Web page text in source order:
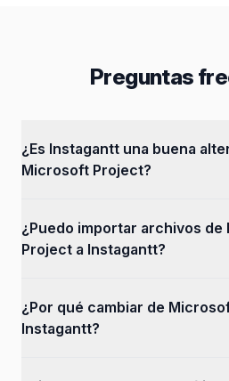
Preguntas
¿Es Instagantt una buena
Microsoft Project?
¿Puedo importar archivos
Project a Instagantt?
¿Por qué cambiar de
Instagantt?